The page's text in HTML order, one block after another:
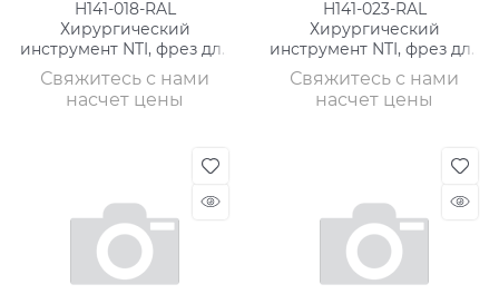
H141-018-RAL
Хирургический
инструмент NTI, фрез для
кости, ТВС, хвостовик
длинный
Свяжитесь с нами
насчет цены
H141-023-RAL
Хирургический
инструмент NTI, фрез для
кости, ТВС, хвостовик
длинный
Свяжитесь с нами
насчет цены